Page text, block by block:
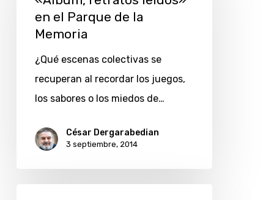
Parque
en el Parque de la
Memoria
¿Qué escenas colectivas se
recuperan al recordar los juegos,
los sabores o los miedos de…
César Dergarabedian
3 septiembre, 2014